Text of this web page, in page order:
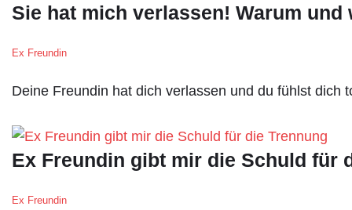
Sie hat mich verlassen! Warum und
Ex Freundin
Deine Freundin hat dich verlassen und du fühlst
Ex Freundin gibt mir die Schuld für
Ex Freundin